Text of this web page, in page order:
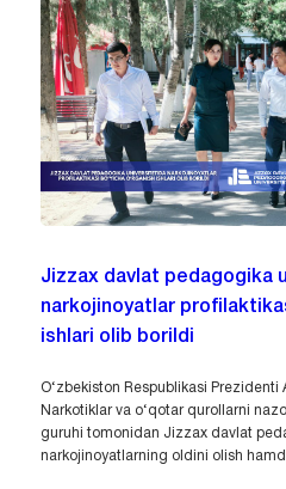
Jizzax davlat pedagogika
narkojinoyatlar
ishlari olib borildi
O‘zbekiston Respublikasi
Narkotiklar va o‘qotar qurollarni
guruhi tomonidan Jizzax davlat
narkojinoyatlarning oldini olish